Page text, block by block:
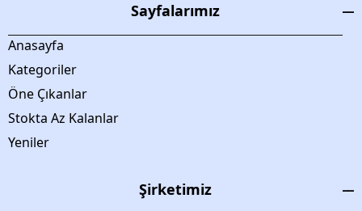
Sayfalarımız
Anasayfa
Kategoriler
Öne Çıkanlar
Stokta Az Kalanlar
Yeniler
Şirketimiz